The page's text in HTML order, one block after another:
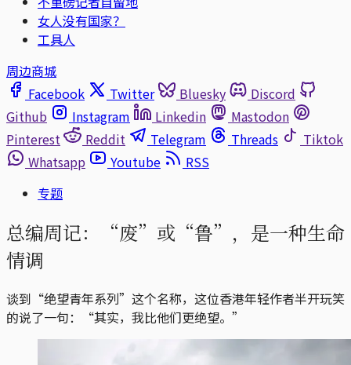
女人没有国家？
工具人
周边商城
Facebook
Twitter Bluesky
Discord
Github
Instagram Linkedin
Mastodon
Pinterest
Reddit Telegram Threads
Tiktok
Whatsapp
Youtube
RSS
专题
总编周记：“废”或“鲁”，是一种生命
情调
谈到“绝望青年系列”这个名称，这位香港年轻作者半开玩笑
的说了一句：“其实，我比他们更绝望。”